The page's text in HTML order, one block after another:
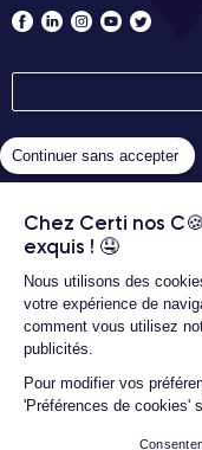
Continuer sans accepter
Chez Certi nos
exquis ! 🤤
Nous utilisons des
votre expérience de
comment vous utilisez
publicités.
Pour modifier vos
'Préférences de cookies'